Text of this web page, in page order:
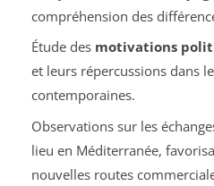
compréhension des
Étude des motivations
et leurs répercussions dans
contemporaines.
Observations sur les
lieu en Méditerranée,
nouvelles routes